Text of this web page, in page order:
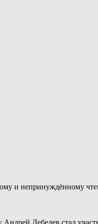
и непринуждённому
Лебедев стал